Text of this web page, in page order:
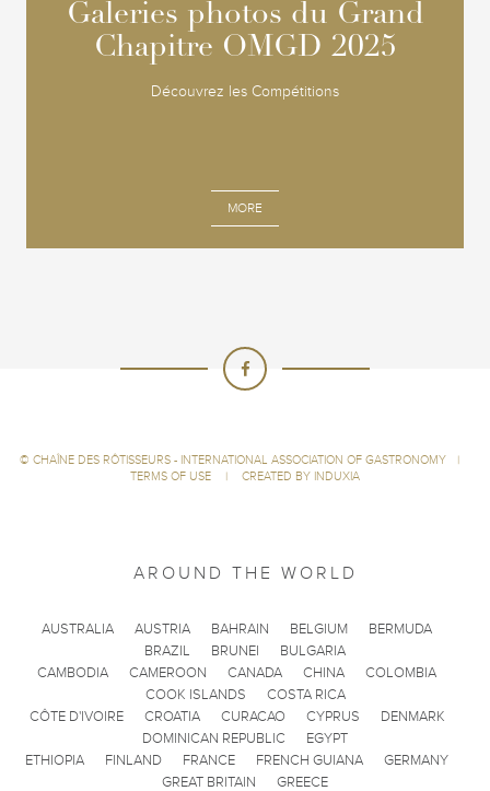
Galeries photos du Grand
Chapitre OMGD 2025
Découvrez les Compétitions
MORE
Galeries photos du Grand
Chapitre OMGD 2025
© CHAÎNE DES RÔTISSEURS - INTERNATIONAL ASSOCIATION OF GASTRONOMY
|
TERMS OF USE
| CREATED BY INDUXIA
AROUND THE WORLD
AUSTRALIA AUSTRIA BAHRAIN BELGIUM
BERMUDA
BRAZIL
BRUNEI
BULGARIA
CAMBODIA
CAMEROON CANADA CHINA
COLOMBIA
COOK ISLANDS
COSTA RICA
CÔTE D'IVOIRE
CROATIA CURACAO CYPRUS
DENMARK
DOMINICAN REPUBLIC
EGYPT
ETHIOPIA
FINLAND FRANCE FRENCH GUIANA
GERMANY
GREAT BRITAIN
GREECE